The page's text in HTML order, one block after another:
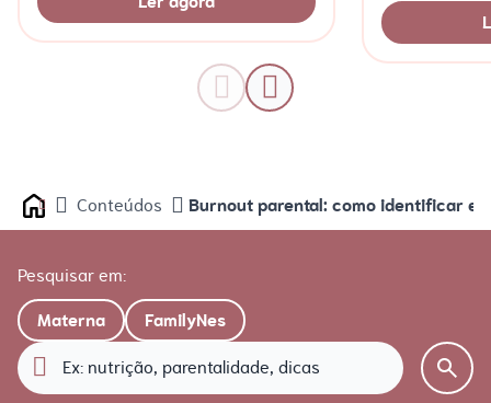
Home Conteúdos Burnout parental: como identificar e
Pesquisar em:
Materna FamilyNes